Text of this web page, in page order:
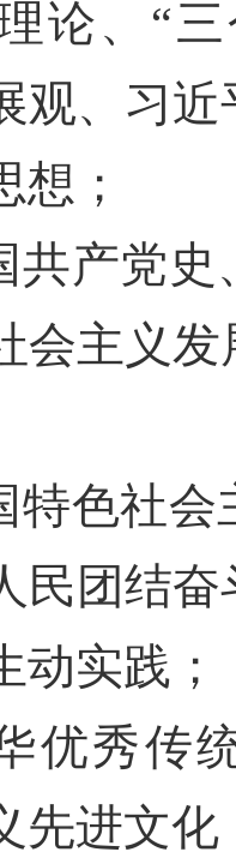
论、“
观、习
想；
共产党
会主义
特色社
民团结
动实践；
优秀传
先进文化